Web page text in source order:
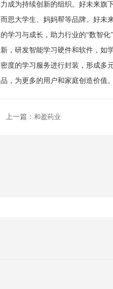
力成为持续创新的组织。好未来旗
而思大学生、妈妈帮等品牌。好未
的学习与成长，助力行业的“数智
新，研发智能学习硬件和软件，如
密度的学习服务进行封装，形成多
品，为更多的用户和家庭创造价值。
上一篇： 和盈药业